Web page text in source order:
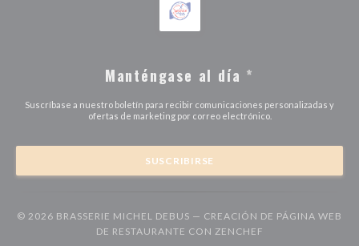
Manténgase al día *
Suscríbase a nuestro boletín para recibir comunicaciones personalizadas y
ofertas de marketing por correo electrónico.
SUSCRIBIRSE
© 2026 BRASSERIE MICHEL DEBUS — CREACIÓN DE PÁGINA WEB
DE RESTAURANTE CON ZENCHEF